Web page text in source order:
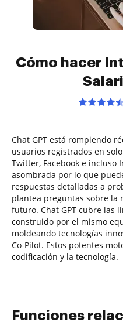
Cómo hacer
Chat GPT está rompiendo
usuarios registrados en
Twitter, Facebook e incluso
asombrada por lo que
respuestas detalladas a
plantea preguntas sobre la
futuro. Chat GPT cubre las
construido por el mismo
moldeando tecnologías
Co-Pilot. Estos potentes
codificación y la tecnología.
Funciones